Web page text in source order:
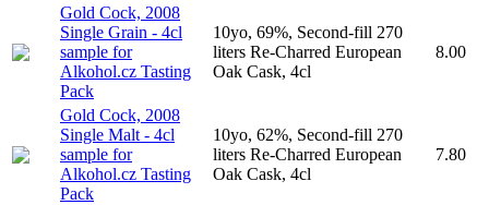
Gold Cock, 2008
Single Grain - 4cl
sample for
Alkohol.cz Tasting
Pack
10yo, 69%, Second-fill 270
liters Re-Charred European
Oak Cask, 4cl
8.00
Gold Cock, 2008
Single Malt - 4cl
sample for
Alkohol.cz Tasting
Pack
10yo, 62%, Second-fill 270
liters Re-Charred European
Oak Cask, 4cl
7.80